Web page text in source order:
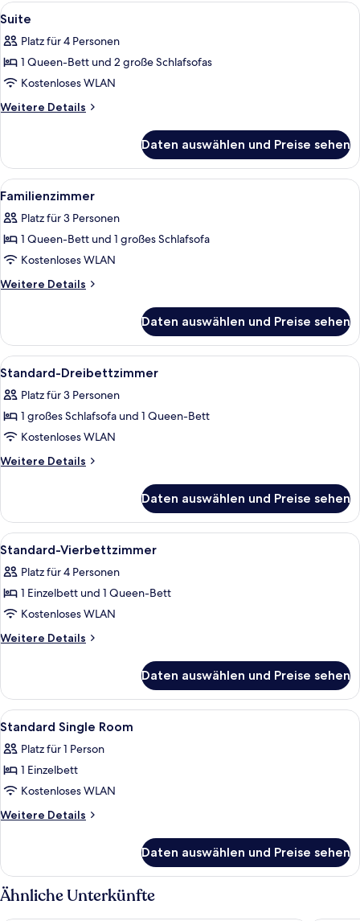
Alle
Fotos
für
Suite
anzeigen
Ein gemütliches Schlafzimmer im
7
Suite
Platz für 4 Personen
1 Queen-Bett und 2 große Schlafsofas
Kostenloses WLAN
Weitere Details
Weitere
Daten auswählen und Preise sehen
Alle
Fotos
für
Familienzimmer
anzeigen
Ein Hotelzimmer mit einem großen
5
Familienzimmer
Platz für 3 Personen
1 Queen-Bett und 1 großes Schlafsofa
Kostenloses WLAN
Weitere Details
Weitere
Daten auswählen und Preise sehen
Alle
Fotos
für
Standard-
Dreibettzimmer
anzeigen
Ein Hotelzimmer mit zwei Betten,
8
Standard-Dreibettzimmer
Platz für 3 Personen
1 großes Schlafsofa und 1 Queen-Bett
Kostenloses WLAN
Weitere Details
Weitere
Dreibettzimmer
Daten auswählen und Preise sehen
Alle
Fotos
für
Standard-
Vierbettzimmer
anzeigen
Ein Hotelzimmer mit zwei Betten,
5
Standard-Vierbettzimmer
Platz für 4 Personen
1 Einzelbett und 1 Queen-Bett
Kostenloses WLAN
Weitere Details
Weitere
Vierbettzimmer
Daten auswählen und Preise sehen
Alle
Fotos
für
Standard
Single
Room
Ein Hotelzimmer mit Bett,
5
Standard Single Room
Platz für 1 Person
1 Einzelbett
Kostenloses WLAN
Weitere Details
Weitere
Single
Room
Daten auswählen und Preise sehen
Ähnliche Unterkünfte